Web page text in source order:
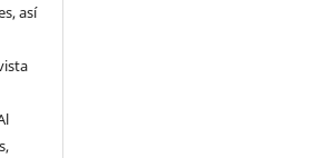
así